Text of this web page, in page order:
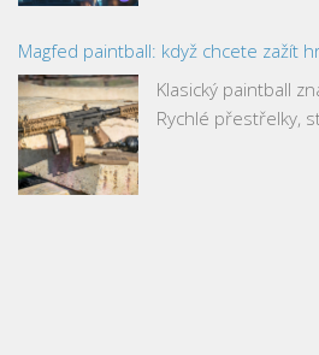
Magfed paintball: když chcete zažít
Klasický paintball
Rychlé přestřelky,